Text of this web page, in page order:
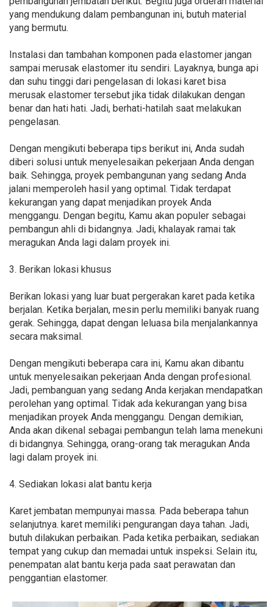
yang mendukung dalam pembangunan ini, butuh material
yang bermutu.
Instalasi dan tambahan komponen pada elastomer jangan
sampai merusak elastomer itu sendiri. Layaknya, bunga api
dan suhu tinggi dari pengelasan di lokasi karet bisa
merusak elastomer tersebut jika tidak dilakukan dengan
benar dan hati hati. Jadi, berhati-hatilah saat melakukan
pengelasan.
Dengan mengikuti beberapa tips berikut ini, Anda sudah
diberi solusi untuk menyelesaikan pekerjaan Anda dengan
baik. Sehingga, proyek pembangunan yang sedang Anda
jalani memperoleh hasil yang optimal. Tidak terdapat
kekurangan yang dapat menjadikan proyek Anda
menggangu. Dengan begitu, Kamu akan populer sebagai
pembangun ahli di bidangnya. Jadi, khalayak ramai tak
meragukan Anda lagi dalam proyek ini.
3. Berikan lokasi khusus
Berikan lokasi yang luar buat pergerakan karet pada ketika
berjalan. Ketika berjalan, mesin perlu memiliki banyak ruang
gerak. Sehingga, dapat dengan leluasa bila menjalankannya
secara maksimal.
Dengan mengikuti beberapa cara ini, Kamu akan dibantu
untuk menyelesaikan pekerjaan Anda dengan profesional.
Jadi, pembanguan yang sedang Anda kerjakan mendapatkan
perolehan yang optimal. Tidak ada kekurangan yang bisa
menjadikan proyek Anda menggangu. Dengan demikian,
Anda akan dikenal sebagai pembangun telah lama menekuni
di bidangnya. Sehingga, orang-orang tak meragukan Anda
lagi dalam proyek ini.
4. Sediakan lokasi alat bantu kerja
Karet jembatan mempunyai massa. Pada beberapa tahun
selanjutnya. karet memiliki pengurangan daya tahan. Jadi,
butuh dilakukan perbaikan. Pada ketika perbaikan, sediakan
tempat yang cukup dan memadai untuk inspeksi. Selain itu,
penempatan alat bantu kerja pada saat perawatan dan
penggantian elastomer.